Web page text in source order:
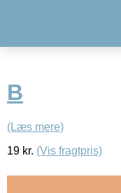
B
(Læs mere)
19 kr. (Vis fragtpris)